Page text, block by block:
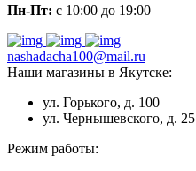
Пн-Пт: с 10:00 до 19:00
nashadacha100@mail.ru
Наши магазины в Якутске:
ул. Горького, д. 100
ул. Чернышевского, д. 25
Режим работы: